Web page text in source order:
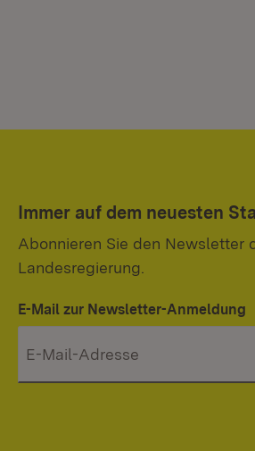
Immer auf dem neuesten
Abonnieren Sie den Newsletter
Landesregierung.
E-Mail zur Newsletter-Anmeldung